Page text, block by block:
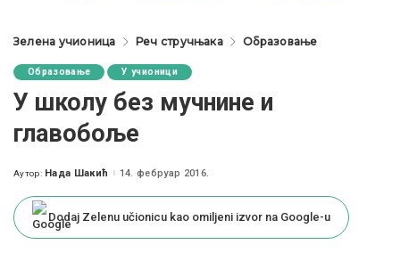
Зелена учионица Реч стручњака Образовање
Образовање У учионици
У школу без мучнине и
главобоље
Posted
Аутор: Нада Шакић 14. фебруар 2016.
Dodaj Zelenu učionicu kao omiljeni izvor na Google-u